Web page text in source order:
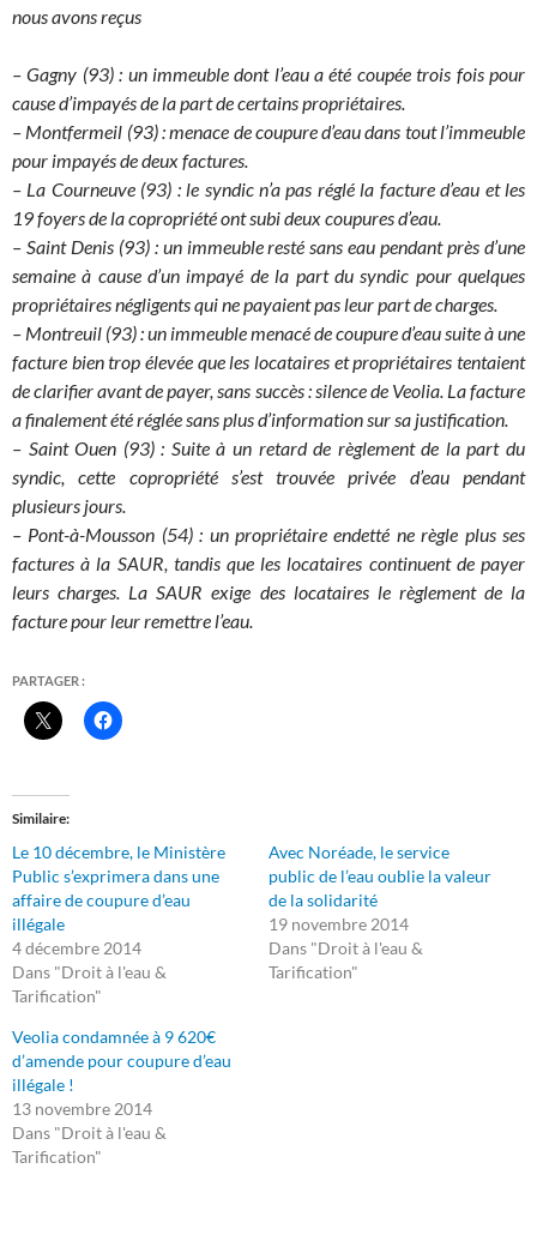
nous avons reçus
– Gagny (93) : un immeuble dont l’eau a été coupée trois fois pour
cause d’impayés de la part de certains propriétaires.
– Montfermeil (93) : menace de coupure d’eau dans tout l’immeuble
pour impayés de deux factures.
– La Courneuve (93) : le syndic n’a pas réglé la facture d’eau et les
19 foyers de la copropriété ont subi deux coupures d’eau.
– Saint Denis (93) : un immeuble resté sans eau pendant près d’une
semaine à cause d’un impayé de la part du syndic pour quelques
propriétaires négligents qui ne payaient pas leur part de charges.
– Montreuil (93) : un immeuble menacé de coupure d’eau suite à une
facture bien trop élevée que les locataires et propriétaires tentaient
de clarifier avant de payer, sans succès : silence de Veolia. La facture
a finalement été réglée sans plus d’information sur sa justification.
– Saint Ouen (93) : Suite à un retard de règlement de la part du
syndic, cette copropriété s’est trouvée privée d’eau pendant
plusieurs jours.
– Pont-à-Mousson (54) : un propriétaire endetté ne règle plus ses
factures à la SAUR, tandis que les locataires continuent de payer
leurs charges. La SAUR exige des locataires le règlement de la
facture pour leur remettre l’eau.
PARTAGER :
Similaire
Le 10 décembre, le Ministère
Public s’exprimera dans une
affaire de coupure d’eau
illégale
4 décembre 2014
Dans "Droit à l'eau &
Tarification"
Avec Noréade, le service
public de l’eau oublie la valeur
de la solidarité
19 novembre 2014
Dans "Droit à l'eau &
Tarification"
Veolia condamnée à 9 620€
d’amende pour coupure d’eau
illégale !
13 novembre 2014
Dans "Droit à l'eau &
Tarification"